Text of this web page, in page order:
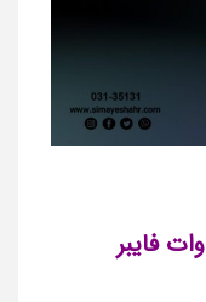
بخش حرکتی دستگاه لیزر 30 وات فایبر